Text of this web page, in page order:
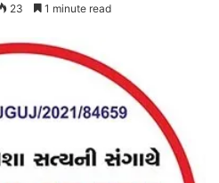
23 1 minute read